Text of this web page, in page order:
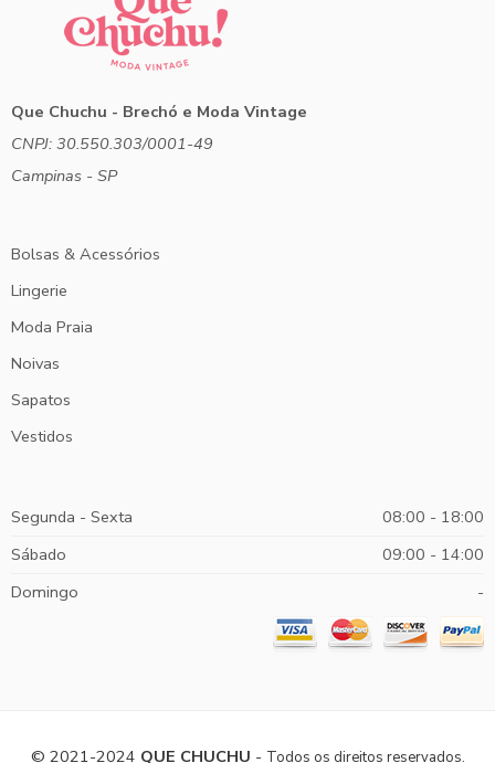
Que Chuchu - Brechó e Moda Vintage
CNPJ: 30.550.303/0001-49
Campinas - SP
Bolsas & Acessórios
Lingerie
Moda Praia
Noivas
Sapatos
Vestidos
Segunda - Sexta
08:00 - 18:00
Sábado
09:00 - 14:00
Domingo
-
© 2021-2024 QUE CHUCHU - Todos os direitos reservados.